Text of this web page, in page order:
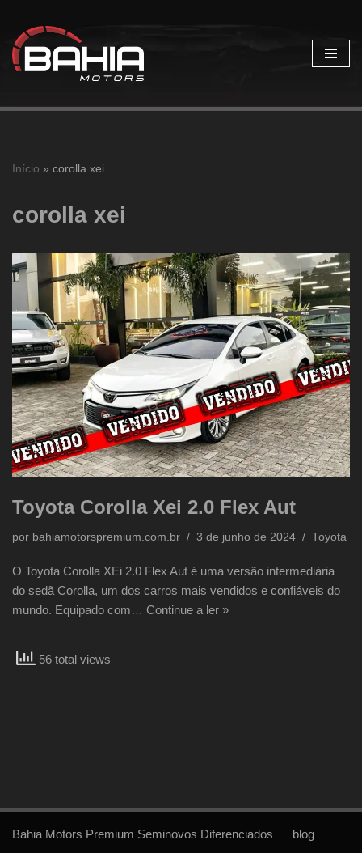
Pular
para
Início » corolla xei
corolla xei
Toyota Corolla Xei 2.0 Flex Aut
por bahiamotorspremium.com.br 3 de junho de 2024 Toyota
O Toyota Corolla XEi 2.0 Flex Aut é uma versão intermediária
do sedã Corolla, um dos carros mais vendidos e confiáveis do
mundo. Equipado com… Continue a ler »
56 total views
Bahia Motors Premium Seminovos Diferenciados blog